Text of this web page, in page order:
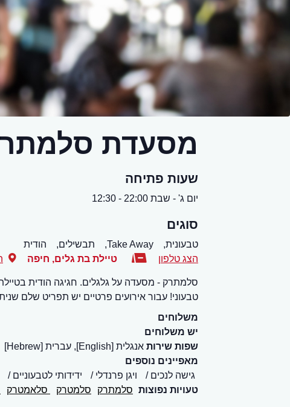
מסעדת
שעות פתיחה
יום ג' - שבת 22:00 - 12:30
סוגים
טבעונית, Take Away, תבשילים,
הודית
הצג טלפון
טיילת בת גלים, חיפה
סלמתרק - מסעדה על גלגלים. חגיגה הודית
טבעוני! עבור אירועים פרטיים יש תפריט שלם
משלוחים
יש משלוחים
שפות שירות אנגלית [English], עברית [Hebrew]
מאפיינים נוספים
גישה לנכים
ויגן פרנדלי
ידידותי לטבעוניים
טעויות נפוצות סלמתרק סלמטרק סלאמטרק